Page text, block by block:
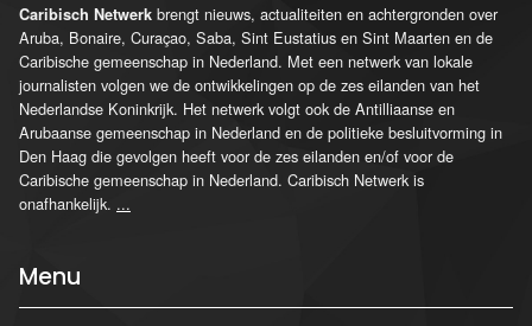
Caribisch Netwerk brengt nieuws, actualiteiten en achtergronden over
Aruba, Bonaire, Curaçao, Saba, Sint Eustatius en Sint Maarten en de
Caribische gemeenschap in Nederland. Met een netwerk van lokale
journalisten volgen we de ontwikkelingen op de zes eilanden van het
Nederlandse Koninkrijk. Het netwerk volgt ook de Antilliaanse en
Arubaanse gemeenschap in Nederland en de politieke besluitvorming in
Den Haag die gevolgen heeft voor de zes eilanden en/of voor de
Caribische gemeenschap in Nederland. Caribisch Netwerk is
onafhankelijk. ...
Menu